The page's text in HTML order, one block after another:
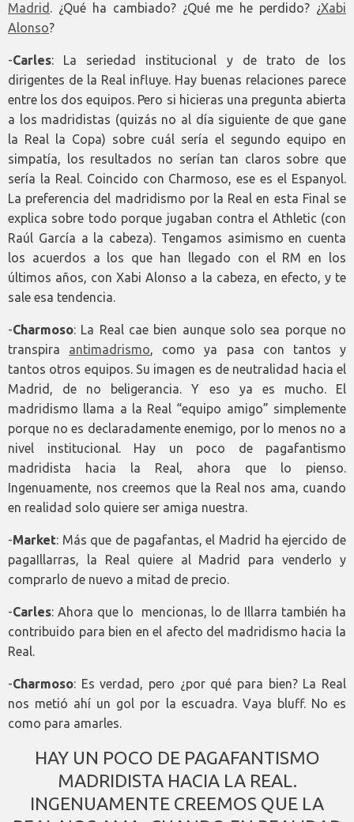
Madrid . ¿Qué ha cambiado? ¿Qué me he perdido? ¿Xabi
Alonso?
-Carles: La seriedad institucional y de trato de los
dirigentes de la Real influye. Hay buenas relaciones parece
entre los dos equipos. Pero si hicieras una pregunta abierta
a los madridistas (quizás no al día siguiente de que gane
la Real la Copa) sobre cuál sería el segundo equipo en
simpatía, los resultados no serían tan claros sobre que
sería la Real. Coincido con Charmoso, ese es el Espanyol.
La preferencia del madridismo por la Real en esta Final se
explica sobre todo porque jugaban contra el Athletic (con
Raúl García a la cabeza). Tengamos asimismo en cuenta
los acuerdos a los que han llegado con el RM en los
últimos años, con Xabi Alonso a la cabeza, en efecto, y te
sale esa tendencia.
-Charmoso: La Real cae bien aunque solo sea porque no
transpira antimadrismo, como ya pasa con tantos y
tantos otros equipos. Su imagen es de neutralidad hacia el
Madrid, de no beligerancia. Y eso ya es mucho. El
madridismo llama a la Real “equipo amigo” simplemente
porque no es declaradamente enemigo, por lo menos no a
nivel institucional. Hay un poco de pagafantismo
madridista hacia la Real, ahora que lo pienso.
Ingenuamente, nos creemos que la Real nos ama, cuando
en realidad solo quiere ser amiga nuestra.
-Market: Más que de pagafantas, el Madrid ha ejercido de
pagaIllarras, la Real quiere al Madrid para venderlo y
comprarlo de nuevo a mitad de precio.
-Carles: Ahora que lo mencionas, lo de Illarra también ha
contribuido para bien en el afecto del madridismo hacia la
Real.
-Charmoso: Es verdad, pero ¿por qué para bien? La Real
nos metió ahí un gol por la escuadra. Vaya bluff. No es
como para amarles.
HAY UN POCO DE PAGAFANTISMO
MADRIDISTA HACIA LA REAL.
INGENUAMENTE CREEMOS QUE LA